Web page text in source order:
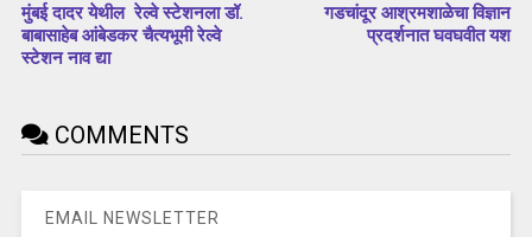
मुंबई दादर येथील रेल्वे स्टेशनला डॉ.
बाबासाहेब आंबेडकर चैत्यभूमी रेल्वे
स्टेशन नाव द्या
गडचांदूर आश्रमशाळेचा विज्ञान
प्रदर्शनात घवघवीत यश
COMMENTS
EMAIL NEWSLETTER